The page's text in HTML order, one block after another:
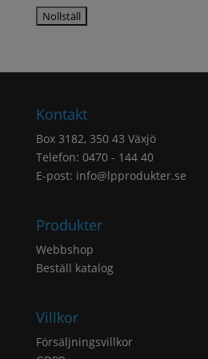
Kontakt
Box 3182, 350 43 Växjö
Telefon: 0470 - 144 40
E-post: info@lpprodukter.se
Produkter
Webbshop
Beställ katalog
Villkor
Försäljningsvillkor